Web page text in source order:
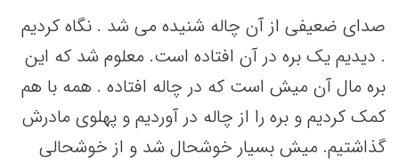
صدای ضعیفی از آن چاله شنیده می شد . نگاه کردیم
. دیدیم یک بره در آن افتاده است. معلوم شد که این
بره مال آن میش است که در چاله افتاده . همه با هم
کمک کردیم و بره را از چاله در آوردیم و پهلوی مادرش
گذاشتیم. میش بسیار خوشحال شد و از خوشحالی